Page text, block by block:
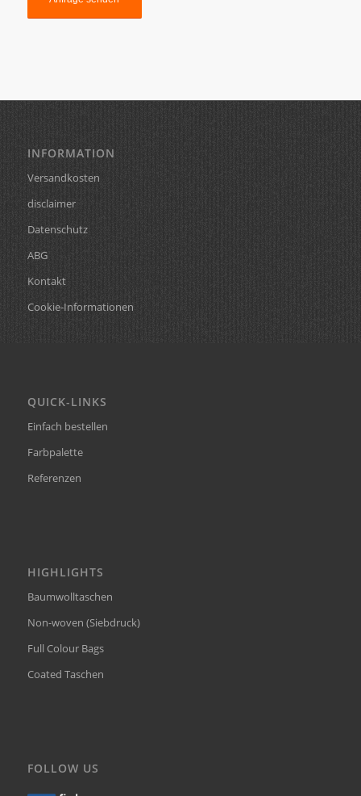
INFORMATION
Versandkosten
disclaimer
Datenschutz
ABG
Kontakt
Cookie-Informationen
QUICK-LINKS
Einfach bestellen
Farbpalette
Referenzen
HIGHLIGHTS
Baumwolltaschen
Non-woven (Siebdruck)
Full Colour Bags
Coated Taschen
FOLLOW US